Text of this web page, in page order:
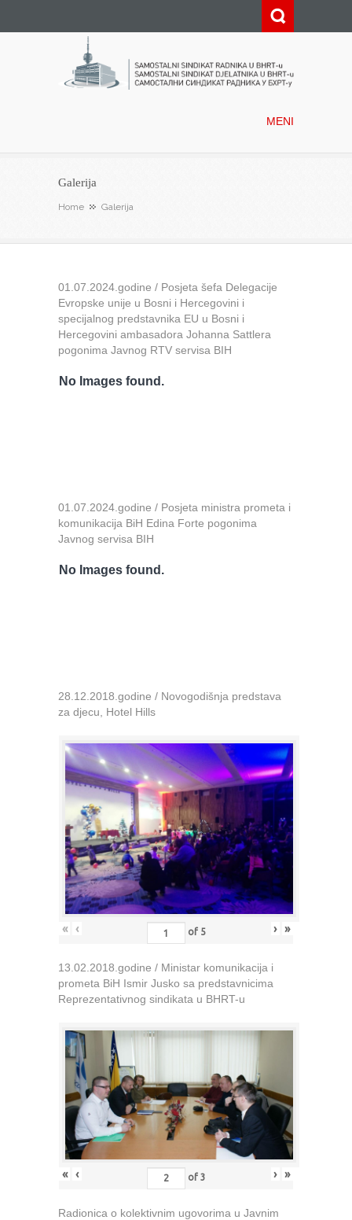
MENI
Galerija
Home Galerija
01.07.2024.godine / Posjeta šefa Delegacije
Evropske unije u Bosni i Hercegovini i
specijalnog predstavnika EU u Bosni i
Hercegovini ambasadora Johanna Sattlera
pogonima Javnog RTV servisa BIH
No Images found.
01.07.2024.godine / Posjeta ministra prometa i
komunikacija BiH Edina Forte pogonima
Javnog servisa BIH
No Images found.
28.12.2018.godine / Novogodišnja predstava
za djecu, Hotel Hills
« ‹ of 5 › »
13.02.2018.godine / Ministar komunikacija i
prometa BiH Ismir Jusko sa predstavnicima
Reprezentativnog sindikata u BHRT-u
« ‹ of 3 › »
Radionica o kolektivnim ugovorima u Javnim